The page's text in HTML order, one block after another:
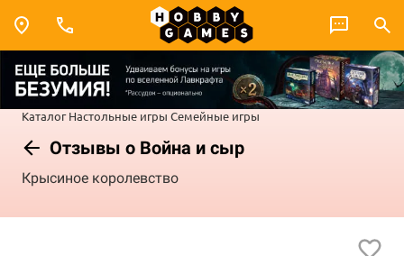
Каталог Настольные игры Семейные игры
Отзывы о Война и сыр
Крысиное королевство